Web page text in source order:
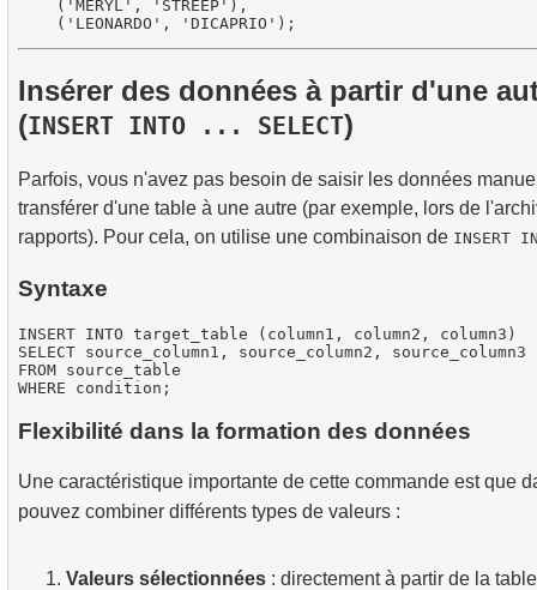
    ('MERYL', 'STREEP'),
Insérer des données à partir d'une
(INSERT INTO ... SELECT)
Parfois, vous n'avez pas besoin de saisir les données
transférer d'une table à une autre (par exemple, lors de
rapports). Pour cela, on utilise une combinaison de INSERT
Syntaxe
INSERT INTO target_table (column1, column2, column3)
SELECT source_column1, source_column2, source_column3
FROM source_table
Flexibilité dans la formation des données
Une caractéristique importante de cette commande est que
pouvez combiner différents types de valeurs :
Valeurs sélectionnées : directement à partir de la